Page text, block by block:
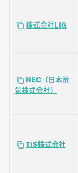
株式会社LIG
NEC（日本電
気株式会社）
TIS株式会社